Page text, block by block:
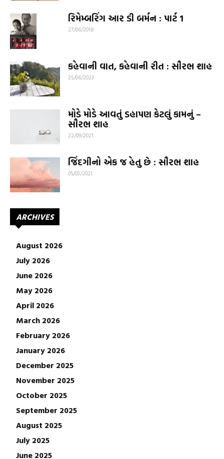
રિમેમ્બરિંગ આર ડી બર્મન : પાર્ટ 1
27/06/2018
કહેવાની વાત, કહેવાની રીત : સૌરભ શાહ
25/06/2023
મોડે મોડે આવતું ડહાપણ કેટલું કામનું –
સૌરભ શાહ
22/09/2021
જિંદગીનો એક જ હેતુ છે : સૌરભ શાહ
05/03/2021
ARCHIVES
August 2026
July 2026
June 2026
May 2026
April 2026
March 2026
February 2026
January 2026
December 2025
November 2025
October 2025
September 2025
August 2025
July 2025
June 2025